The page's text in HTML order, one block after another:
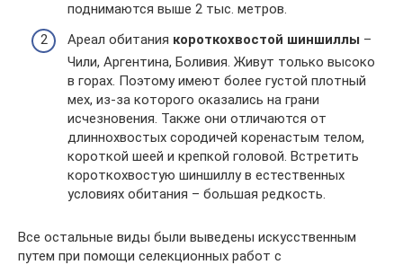
поднимаются выше 2 тыс. метров.
Ареал обитания короткохвостой шиншиллы –
Чили, Аргентина, Боливия. Живут только высоко
в горах. Поэтому имеют более густой плотный
мех, из-за которого оказались на грани
исчезновения. Также они отличаются от
длиннохвостых сородичей коренастым телом,
короткой шеей и крепкой головой. Встретить
короткохвостую шиншиллу в естественных
условиях обитания – большая редкость.
Все остальные виды были выведены искусственным
путем при помощи селекционных работ с